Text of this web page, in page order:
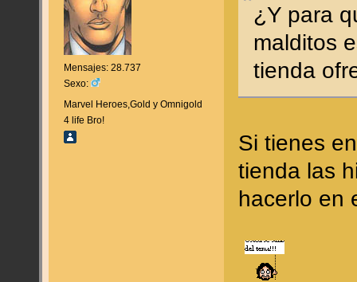
Mensajes: 28.737
Sexo:
Marvel Heroes,Gold y Omnigold
4 life Bro!
¿Y para
malditos
tienda
Si tienes
tienda las
hacerlo